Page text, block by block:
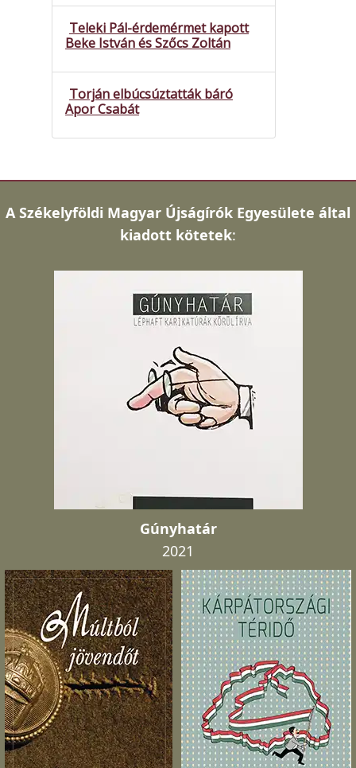
Teleki Pál-érdemérmet kapott
Beke István és Szőcs Zoltán
Torján elbúcsúztatták báró
Apor Csabát
A Székelyföldi Magyar Újságírók Egyesülete által
kiadott kötetek:
Gúnyhatár
2021